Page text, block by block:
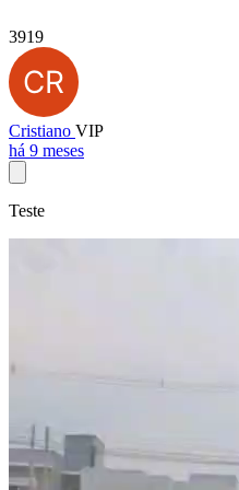
3919
Cristiano VIP
há 9 meses
Teste